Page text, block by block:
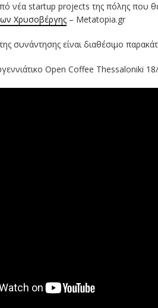
νέα startup projects της πόλης που
Χρυσοβέργης – Metatopia.gr
συνάντησης είναι διαθέσιμο
Open Coffee Thessaloniki